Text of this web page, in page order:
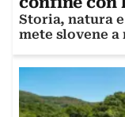
Storia, natura
mete slovene a